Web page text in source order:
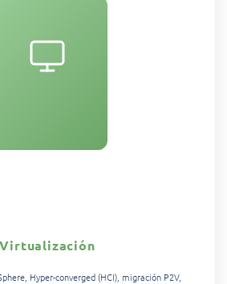
Virtualización
Hyper-converged (HCI), migración P2V,